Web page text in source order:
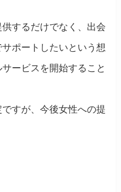
するだけでなく、出会
ポートしたいという想
ービスを開始すること
すが、今後女性への提